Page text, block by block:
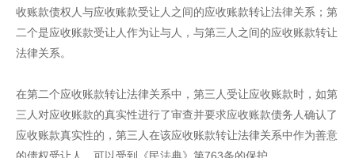
收账款债权人与应收账款受让人之间的应收账款转让法律关系；第
二个是应收账款受让人作为让与人，与第三人之间的应收账款转让
法律关系。
在第二个应收账款转让法律关系中，第三人受让应收账款时，如第
三人对应收账款的真实性进行了审查并要求应收账款债务人确认了
应收账款真实性的，第三人在该应收账款转让法律关系中作为善意